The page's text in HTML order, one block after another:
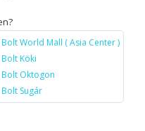
World Mall ( Asia Center )
Köki
Oktogon
Sugár